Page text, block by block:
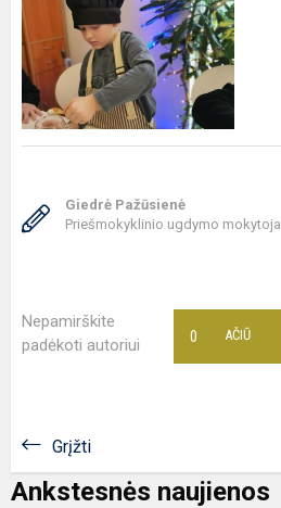
Giedrė Pažūsienė
Priešmokyklinio ugdymo mokytoja
Nepamirškite
padėkoti autoriui
AČIŪ
0
Grįžti
Ankstesnės naujienos